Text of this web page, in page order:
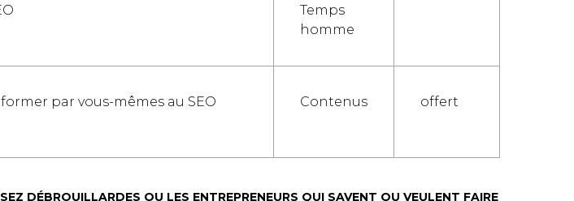
Temps
homme
par vous-mêmes au SEO Contenus offert
DÉBROUILLARDES OU LES ENTREPRENEURS QUI SAVENT OU VEULENT FAIRE